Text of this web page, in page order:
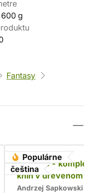
600 g
Fantasy
Populárne
čeština
Zaklínač - komplet
kníh v drevenom
Chrám
Andrzej Sapkowski